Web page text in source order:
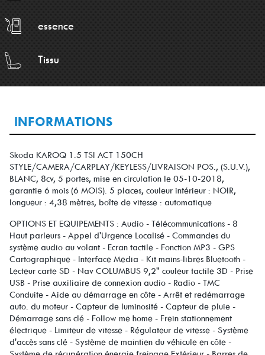
essence
Tissu
INFORMATIONS
Skoda KAROQ 1.5 TSI ACT 150CH
STYLE/CAMERA/CARPLAY/KEYLESS/LIVRAISON POS., (S.U.V.),
BLANC, 8cv, 5 portes, mise en circulation le 05-10-2018,
garantie 6 mois (6 MOIS). 5 places, couleur intérieur : NOIR,
longueur : 4,38 mètres, boîte de vitesse : automatique
OPTIONS ET EQUIPEMENTS : Audio - Télécommunications - 8
Haut parleurs - Appel d'Urgence Localisé - Commandes du
système audio au volant - Ecran tactile - Fonction MP3 - GPS
Cartographique - Interface Media - Kit mains-libres Bluetooth -
Lecteur carte SD - Nav COLUMBUS 9,2" couleur tactile 3D - Prise
USB - Prise auxiliaire de connexion audio - Radio - TMC
Conduite - Aide au démarrage en côte - Arrêt et redémarrage
auto. du moteur - Capteur de luminosité - Capteur de pluie -
Démarrage sans clé - Follow me home - Frein stationnement
électrique - Limiteur de vitesse - Régulateur de vitesse - Système
d'accès sans clé - Système de maintien du véhicule en côte -